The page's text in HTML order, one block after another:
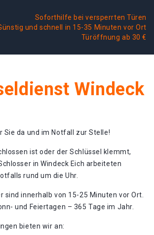
Soforthilfe bei versperrten Türen
und schnell in 15-35 Minuten vor Ort
Türöffnung ab 30 €
Windeck
Sie da und im Notfall zur Stelle!
ist oder der Schlüssel klemmt,
in Windeck Eich arbeiteten
rund um die Uhr.
sind innerhalb von 15-25 Minuten vor Ort.
und Feiertagen – 365 Tage im Jahr.
bieten wir an: